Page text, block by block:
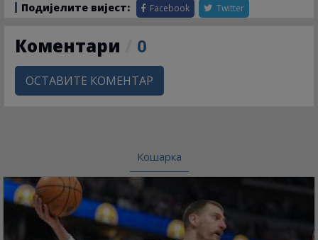
Подијелите вијест: Facebook Twitter
Коментари 0
ОСТАВИТЕ КОМЕНТАР
Кошарка